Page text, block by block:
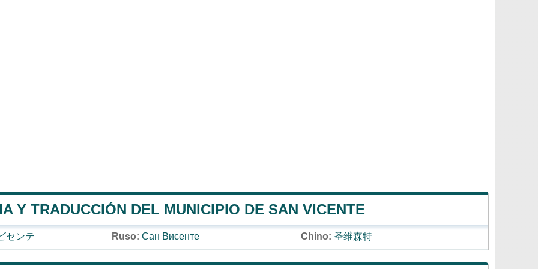
Y TRADUCCIÓN DEL MUNICIPIO DE SAN VICENTE
センテ Ruso: Сан Висенте Chino: 圣维森特